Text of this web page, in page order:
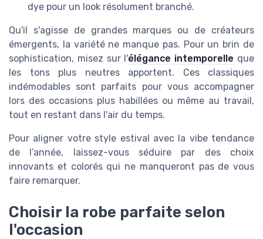
dye pour un look résolument branché.
Qu'il s'agisse de grandes marques ou de créateurs
émergents, la variété ne manque pas. Pour un brin de
sophistication, misez sur l'élégance intemporelle que
les tons plus neutres apportent. Ces classiques
indémodables sont parfaits pour vous accompagner
lors des occasions plus habillées ou même au travail,
tout en restant dans l'air du temps.
Pour aligner votre style estival avec la vibe tendance
de l’année, laissez-vous séduire par des choix
innovants et colorés qui ne manqueront pas de vous
faire remarquer.
Choisir la robe parfaite selon
l'occasion